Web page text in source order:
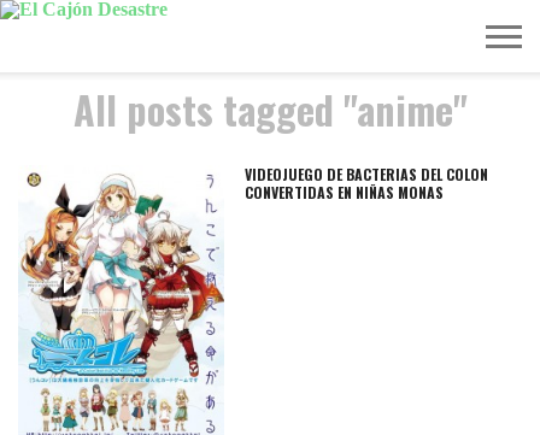
MÚSICA
TELEVISIÓN
POLÍTICA
ACTUALIDAD
EUROVISIÓN
All posts tagged "anime"
VIDEOJUEGO DE BACTERIAS DEL COLON
CONVERTIDAS EN NIÑAS MONAS